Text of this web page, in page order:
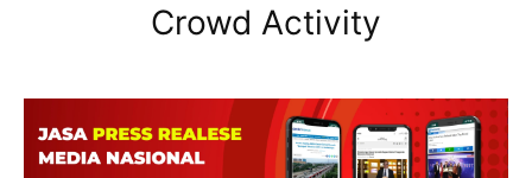
Crowd Activity